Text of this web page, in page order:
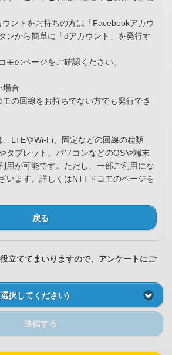
ントをお持ちの方は「Facebookアカウ
ンから簡単に「dアカウント」を発行す
モのページをご確認ください。
場合
の回線をお持ちでない方でも発行でき
LTEやWi-Fi、固定などの回線の種類
タブレット、パソコンなどのOSや端末
用が可能です。ただし、一部ご利用にな
います。詳しくはNTTドコモのページを
戻る
立ててまいりますので、アンケートにご
択してください)
送信する